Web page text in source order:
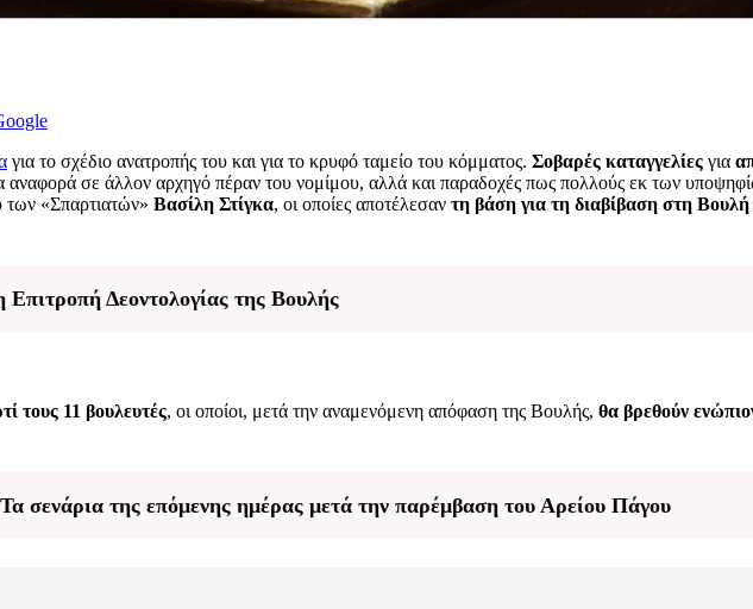
για το σχέδιο ανατροπής του και για το κρυφό ταμείο του κόμματος. Σοβαρές καταγγελίες για
αναφορά σε άλλον αρχηγό πέραν του νομίμου, αλλά και παραδοχές πως πολλούς εκ των
των «Σπαρτιατών» Βασίλη Στίγκα, οι οποίες αποτέλεσαν τη βάση για τη διαβίβαση στη
Δεοντολογίας της Βουλής
τους 11 βουλευτές, οι οποίοι, μετά την αναμενόμενη απόφαση της Βουλής, θα βρεθούν
σενάρια της επόμενης ημέρας μετά την παρέμβαση του Αρείου Πάγου